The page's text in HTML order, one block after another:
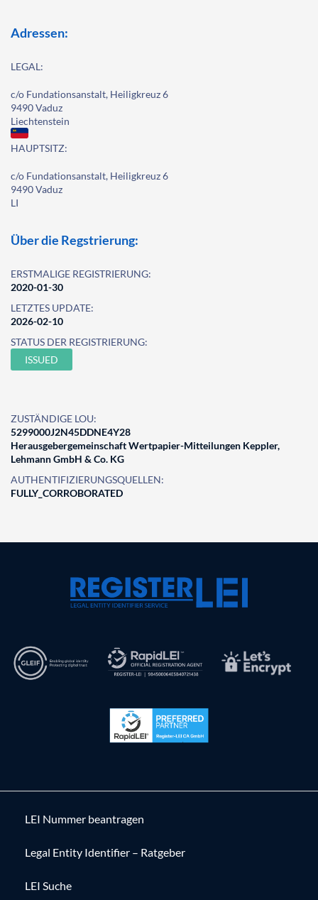
Adressen:
LEGAL:
c/o Fundationsanstalt, Heiligkreuz 6
9490 Vaduz
Liechtenstein
HAUPTSITZ:
c/o Fundationsanstalt, Heiligkreuz 6
9490 Vaduz
LI
Über die Regstrierung:
ERSTMALIGE REGISTRIERUNG:
2020-01-30
LETZTES UPDATE:
2026-02-10
STATUS DER REGISTRIERUNG:
ISSUED
ZUSTÄNDIGE LOU:
5299000J2N45DDNE4Y28
Herausgebergemeinschaft Wertpapier-Mitteilungen Keppler,
Lehmann GmbH & Co. KG
AUTHENTIFIZIERUNGSQUELLEN:
FULLY_CORROBORATED
LEI Nummer beantragen
Legal Entity Identifier – Ratgeber
LEI Suche